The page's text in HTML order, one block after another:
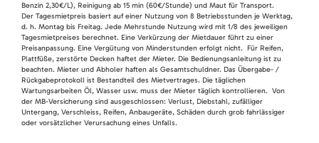
Benzin 2,30€/L), Reinigung ab 15 min (60€/Stunde) und Maut für Transport.
Der Tagesmietpreis basiert auf einer Nutzung von 8 Betriebsstunden je Werktag,
d. h. Montag bis Freitag. Jede Mehrstunde Nutzung wird mit 1/8 des jeweiligen
Tagesmietpreises berechnet. Eine Verkürzung der Mietdauer führt zu einer
Preisanpassung. Eine Vergütung von Minderstunden erfolgt nicht. Für Reifen,
Plattfüße, zerstörte Decken haftet der Mieter. Die Bedienungsanleitung ist zu
beachten. Mieter und Abholer haften als Gesamtschuldner. Das Übergabe- /
Rückgabeprotokoll ist Bestandteil des Mietvertrages. Die täglichen
Wartungsarbeiten Öl, Wasser usw. muss der Mieter täglich kontrollieren. Von
der MB-Versicherung sind ausgeschlossen: Verlust, Diebstahl, zufälliger
Untergang, Verschleiss, Reifen, Anbaugeräte, Schäden durch grob fahrlässiger
oder vorsätzlicher Verursachung eines Unfalls.